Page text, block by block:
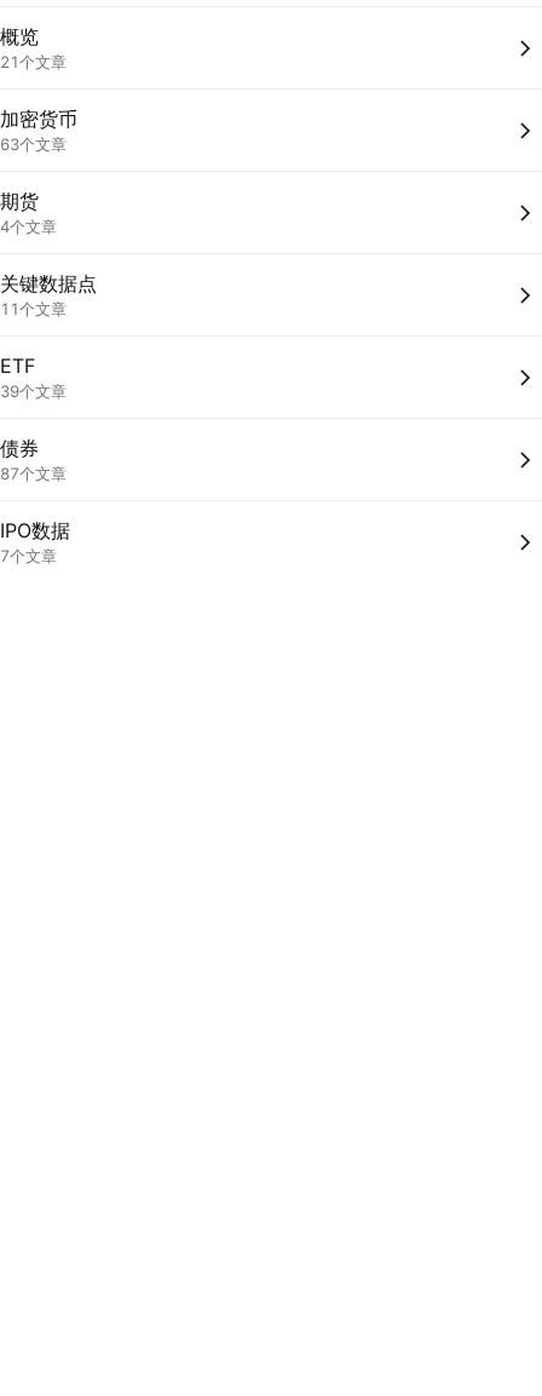
概览
21个文章
加密货币
63个文章
期货
4个文章
关键数据点
11个文章
ETF
39个文章
债券
87个文章
IPO数据
7个文章